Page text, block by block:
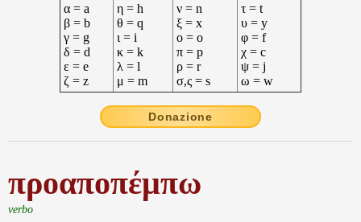
α = a
β = b
γ = g
δ = d
ε = e
ζ = z
η = h
θ = q
ι = i
κ = k
λ = l
μ = m
ν = n
ξ = x
ο = o
π = p
ρ = r
σ,ς = s
τ = t
υ = y
φ = f
χ = c
ψ = j
ω = w
Donazione
προαποπέμπω
verbo